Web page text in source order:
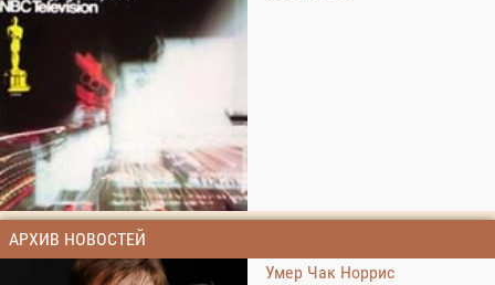
АРХИВ НОВОСТЕЙ
Умер Чак Норрис